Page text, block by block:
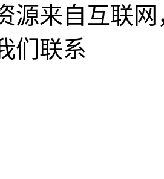
源来自互联
们联系